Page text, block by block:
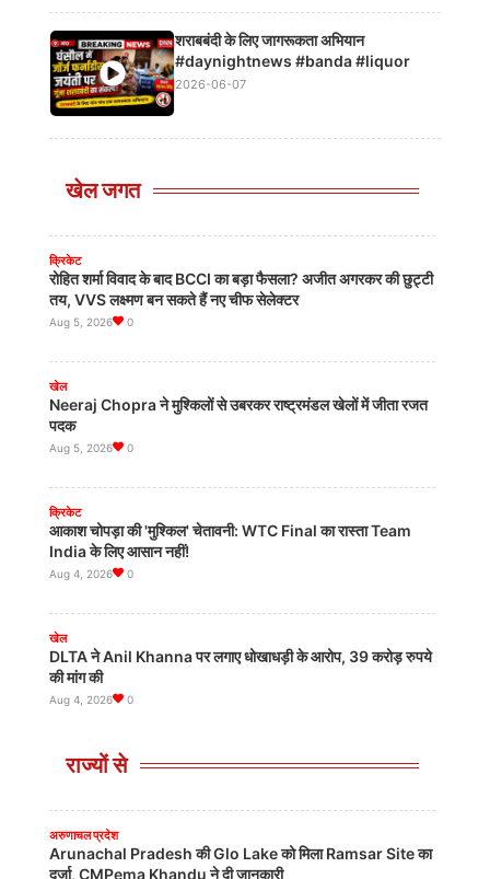
शराबबंदी के लिए जागरूकता अभियान
#daynightnews #banda #liquor
2026-06-07
खेल जगत
क्रिकेट
Shubman Gill चोट के कारण अभ्यास मैच के पहले दिन बाहर, KL
Rahul संभालेंगे कप्तानी
Aug 7, 2026 0
खेल
उम्मीदें अब भी बरकरार
Aug 5, 2026 0
क्रिकेट
रोहित शर्मा विवाद के बाद BCCI का बड़ा फैसला? अजीत अगरकर की छुट्टी
तय, VVS लक्ष्मण बन सकते हैं नए चीफ सेलेक्टर
Aug 5, 2026 0
खेल
Neeraj Chopra ने मुश्किलों से उबरकर राष्ट्रमंडल खेलों में जीता रजत
पदक
Aug 5, 2026 0
क्रिकेट
आकाश चोपड़ा की 'मुश्किल' चेतावनी: WTC Final का रास्ता Team
India के लिए आसान नहीं!
Aug 4, 2026 0
खेल
DLTA ने Anil Khanna पर लगाए धोखाधड़ी के आरोप, 39 करोड़ रुपये
की मांग की
Aug 4, 2026 0
खेल
Aug 4, 2026
राज्यों से
पटना
2026-08-07
उत्तर प्रदेश
दांव, बोले- Krishna-Sudama की दोस्ती पुरानी
2026-08-05
अरुणाचल प्रदेश
Arunachal Pradesh की Glo Lake को मिला Ramsar Site का
दर्जा, CMPema Khandu ने दी जानकारी